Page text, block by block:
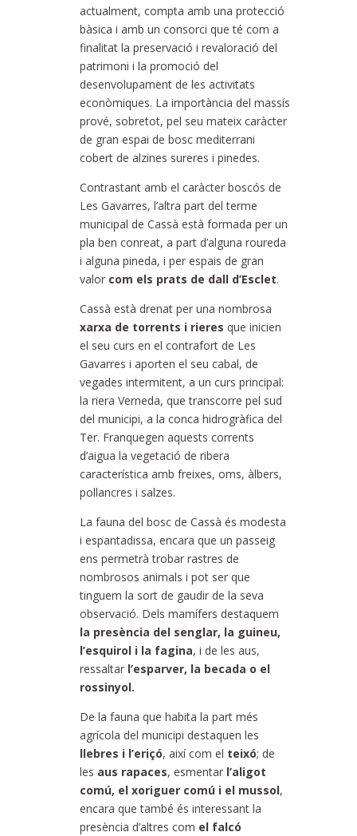
actualment, compta amb una protecció
bàsica i amb un consorci que té com a
finalitat la preservació i revaloració del
patrimoni i la promoció del
desenvolupament de les activitats
econòmiques. La importància del massís
prové, sobretot, pel seu mateix caràcter
de gran espai de bosc mediterrani
cobert de alzines sureres i pinedes.
Contrastant amb el caràcter boscós de
Les Gavarres, l’altra part del terme
municipal de Cassà està formada per un
pla ben conreat, a part d’alguna roureda
i alguna pineda, i per espais de gran
valor com els prats de dall d’Esclet.
Cassà està drenat per una nombrosa
xarxa de torrents i rieres que inicien
el seu curs en el contrafort de Les
Gavarres i aporten el seu cabal, de
vegades intermitent, a un curs principal:
la riera Verneda, que transcorre pel sud
del municipi, a la conca hidrogràfica del
Ter. Franquegen aquests corrents
d’aigua la vegetació de ribera
característica amb freixes, oms, àlbers,
pollancres i salzes.
La fauna del bosc de Cassà és modesta
i espantadissa, encara que un passeig
ens permetrà trobar rastres de
nombrosos animals i pot ser que
tinguem la sort de gaudir de la seva
observació. Dels mamífers destaquem
la presència del senglar, la guineu,
l’esquirol i la fagina, i de les aus,
ressaltar l’esparver, la becada o el
rossinyol.
De la fauna que habita la part més
agrícola del municipi destaquen les
llebres i l’eriçó, així com el teixó; de
les aus rapaces, esmentar l’aligot
comú, el xoriguer comú i el mussol,
encara que també és interessant la
presència d’altres com el falcó